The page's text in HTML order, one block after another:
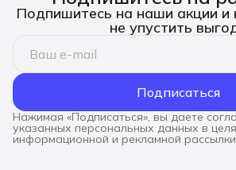
Подпишитесь на наши акции и
не упустить
Подписаться
Нажимая «Подписаться», вы даете
указанных персональных данных в
информационной и рекламной рассылки